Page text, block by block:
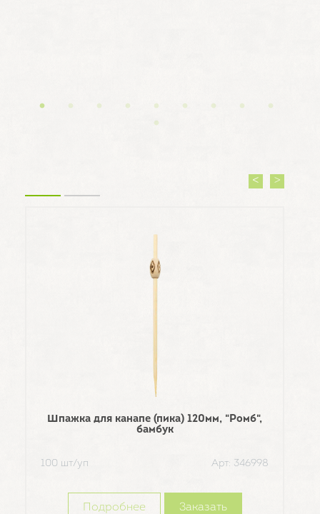
Шпажка для канапе (пика) 120мм, "Ромб",
бамбук
100 шт/уп Арт: 346998
Подробнее Заказать